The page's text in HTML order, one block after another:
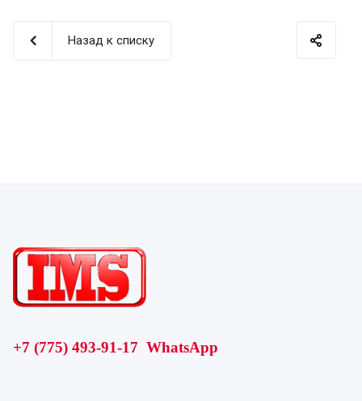
Назад к списку
+7 (775) 493-91-17 WhatsApp